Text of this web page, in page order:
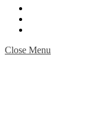
Close Menu